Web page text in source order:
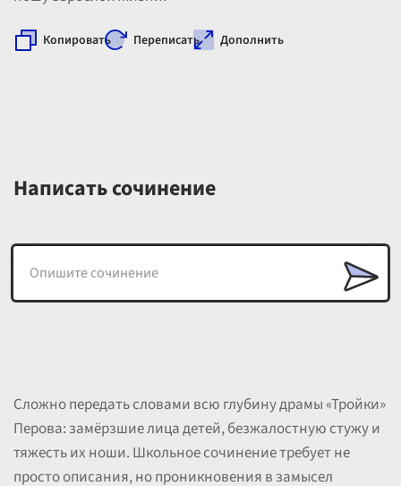
Копировать Переписать Дополнить
Написать сочинение
Сложно передать словами всю глубину драмы «Тройки»
Перова: замёрзшие лица детей, безжалостную стужу и
тяжесть их ноши. Школьное сочинение требует не
просто описания, но проникновения в замысел